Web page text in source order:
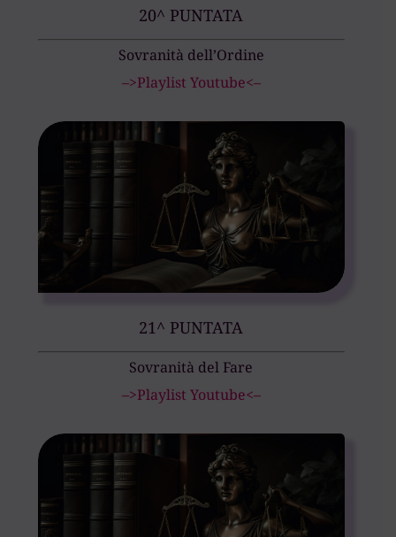
20^ PUNTATA
Sovranità dell’Ordine
–>Playlist Youtube<–
21^ PUNTATA
Sovranità del Fare
–>Playlist Youtube<–